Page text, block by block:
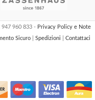
960 833 - Privacy Policy e Note
Sicuro Spedizioni Contattaci